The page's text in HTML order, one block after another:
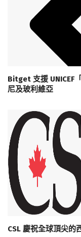
Bitget 支援 UNICEF
尼及玻利維亞
CSL 慶祝全球頂尖的